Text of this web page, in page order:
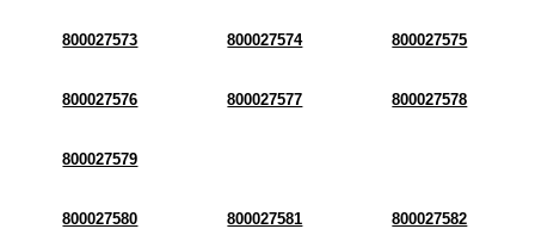
800027573 800027574 800027575
800027576 800027577 800027578
800027579
800027580 800027581 800027582